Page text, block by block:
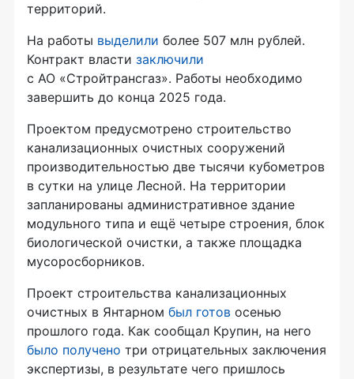
территорий.
На работы выделили более 507 млн рублей.
Контракт власти заключили
с АО «Стройтрансгаз». Работы необходимо
завершить до конца 2025 года.
Проектом предусмотрено строительство
канализационных очистных сооружений
производительностью две тысячи кубометров
в сутки на улице Лесной. На территории
запланированы административное здание
модульного типа и ещё четыре строения, блок
биологической очистки, а также площадка
мусоросборников.
Проект строительства канализационных
очистных в Янтарном был готов осенью
прошлого года. Как сообщал Крупин, на него
было получено три отрицательных заключения
экспертизы, в результате чего пришлось